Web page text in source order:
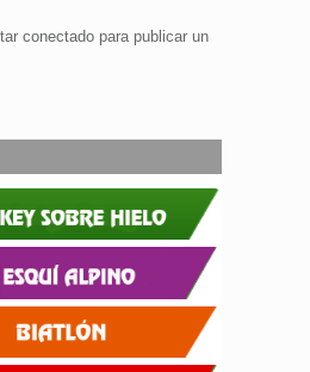
conectado para publicar un